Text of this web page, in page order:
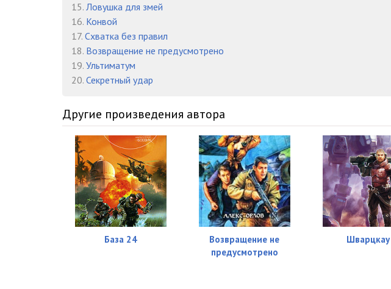
K-11-Glava-028
K-11-Glava-029
K-11-Glava-030
K-11-Glava-031
K-11-Glava-032
K-11-Glava-033
K-11-Glava-034
K-11-Glava-035
K-11-Glava-036
15. Ловушка для змей
16. Конвой
17. Схватка без правил
18. Возвращение не предусмотрено
19. Ультиматум
20. Секретный удар
Другие произведения автора
База 24
Возвращение не
предусмотрено
Шварцкау